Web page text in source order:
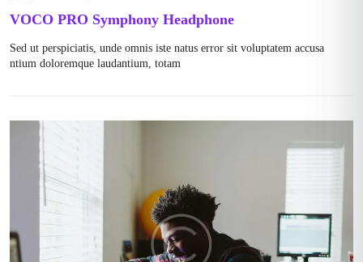
VOCO PRO Symphony Headphone
Sed ut perspiciatis, unde omnis iste natus error sit voluptatem accusa
ntium doloremque laudantium, totam